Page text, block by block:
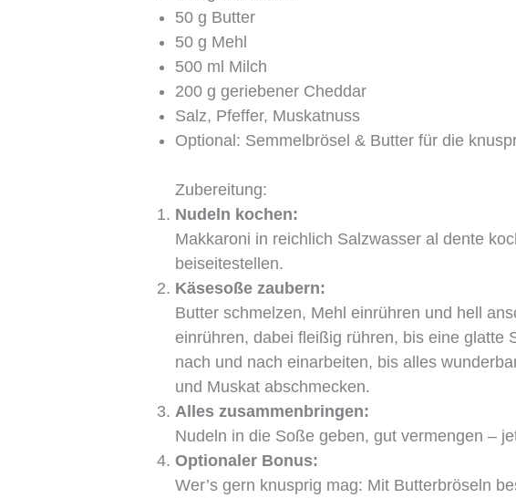
50 g Butter
50 g Mehl
500 ml Milch
200 g geriebener Cheddar
Salz, Pfeffer, Muskatnuss
Optional: Semmelbrösel & Butter für die
Zubereitung:
Nudeln kochen:
Makkaroni in reichlich Salzwasser al dente
beiseitestellen.
Käsesoße zaubern:
Butter schmelzen, Mehl einrühren und hell
einrühren, dabei fleißig rühren, bis eine glatte
nach und nach einarbeiten, bis alles
und Muskat abschmecken.
Alles zusammenbringen:
Nudeln in die Soße geben, gut vermengen –
Optionaler Bonus:
Wer’s gern knusprig mag: Mit Butterbröseln